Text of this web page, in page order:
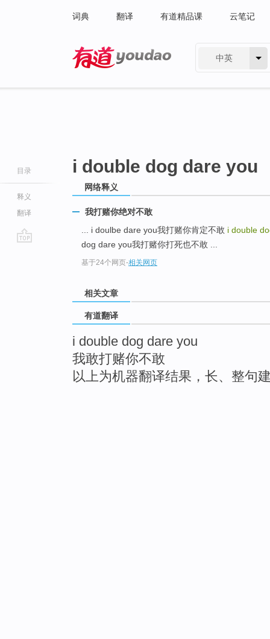
词典 翻译 有道精品课 云笔记
中英
目录
释义
翻译
i double dog dare you
网络释义
我打赌你绝对不敢
... i doulbe dare you我打赌你肯定不敢 i double
dog dare you我打赌你打死也不敢 ...
基于24个网页-相关网页
相关文章
有道翻译
i double dog dare you
我敢打赌你不敢
以上为机器翻译结果，长、整句